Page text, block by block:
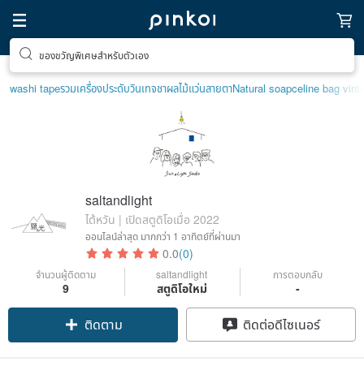
ของขวัญพิเศษสำหรับตัวเอง
washi tapeรวมเครื่องประดับวินเทจชาผลไม้แว่นสายตาNatural soapceline bag
saltandlight
ไต้หวัน | เปิดสตูดิโอเมื่อ 2022
ออนไลน์ล่าสุด มากกว่า 1 อาทิตย์ที่ผ่านมา
0.0(0)
จำนวนผู้ติดตาม
9
saltandlight
สตูดิโอใหม่
การตอบกลับ
-
ติดตาม ติดต่อดีไซเนอร์